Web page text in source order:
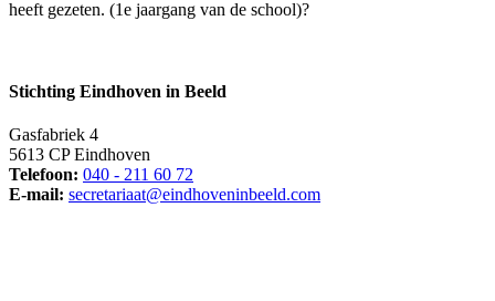
heeft gezeten. (1e jaargang van de school)?
Stichting Eindhoven in Beeld
Gasfabriek 4
5613 CP Eindhoven
Telefoon: 040 - 211 60 72
E-mail: secretariaat@eindhoveninbeeld.com